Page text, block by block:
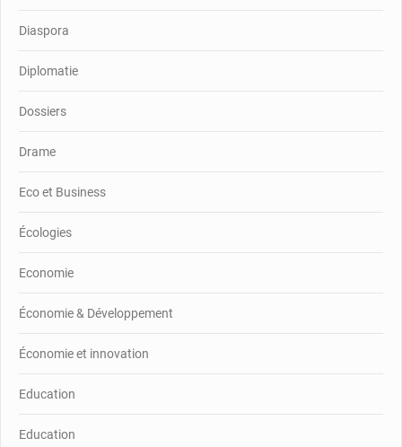
Diaspora
Diplomatie
Dossiers
Drame
Eco et Business
Écologies
Economie
Économie & Développement
Économie et innovation
Education
Education